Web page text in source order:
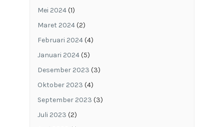
Mei 2024(1)
Maret 2024(2)
Februari 2024(4)
Januari 2024(5)
Desember 2023 (3)
Oktober 2023 (4)
September 2023 (3)
Juli 2023 (2)